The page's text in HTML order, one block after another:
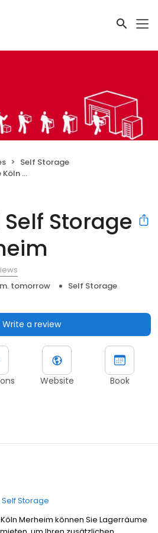
Self Storage
Storage
tomorrow
Self Storage
Write a review
Website Book
Self Storage
Merheim können Sie Lagerräume